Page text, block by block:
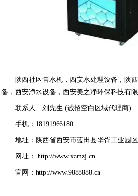
陕西社区售水机 ，西安水处理设备 ， 陕
备 ，西安净水设备 ，西安美之净环保科技有限
联系人：刘先生 (诚招空白区域代理商)
手机：18191966180
地址： 陕西省西安市蓝田县华胥工业园区
网址：http://www.xamzj.cn
官网：http://www.9888888.cn